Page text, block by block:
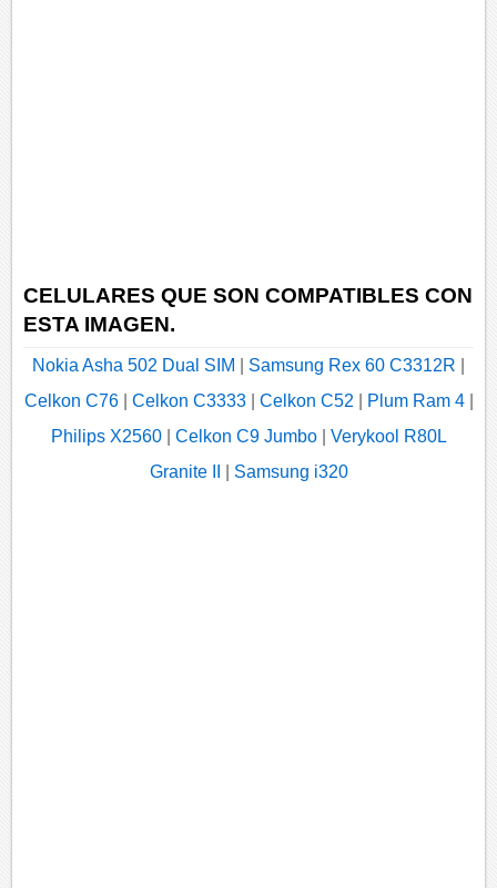
CELULARES QUE SON COMPATIBLES CON
ESTA IMAGEN.
Nokia Asha 502 Dual SIM Samsung Rex 60 C3312R
Celkon C76| Celkon C3333| Celkon C52 Plum Ram 4|
Philips X2560| Celkon C9 Jumbo| Verykool R80L
Granite II
Samsung i320